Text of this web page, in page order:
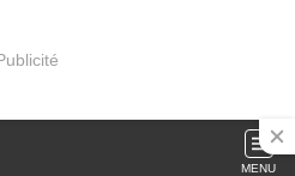
MENU